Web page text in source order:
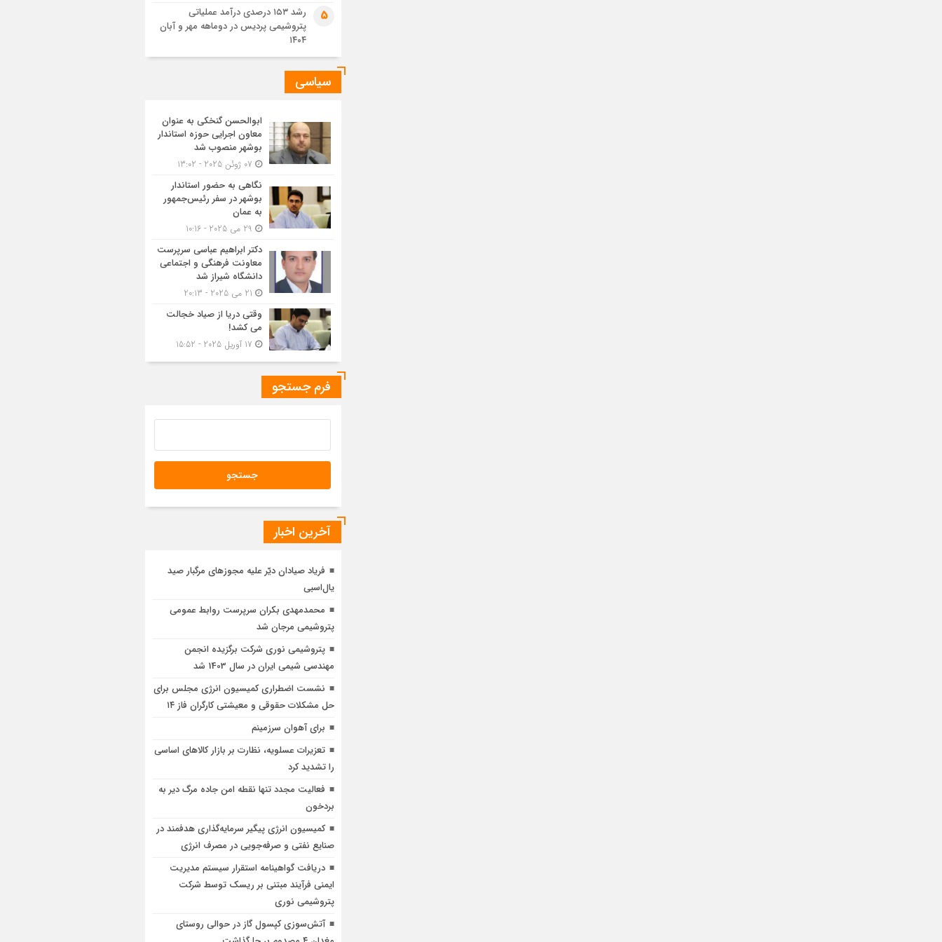
5
رشد ۱۵۳ درصدی درآمد عملیاتی
پتروشیمی پردیس در دوماهه مهر و آبان
۱۴۰۴
سیاسی
ابوالحسن گنخکی به عنوان
معاون اجرایی حوزه استاندار
بوشهر منصوب شد
نگاهی به حضور استاندار
بوشهر در سفر رئیس‌جمهور
به عمان
دکتر ابراهیم عباسی سرپرست
معاونت فرهنگی و اجتماعی
دانشگاه شیراز شد
وقتی دریا از صیاد خجالت
می کشد!
فرم جستجو
آخرین اخبار
فریاد صیادان دیّر علیه مجوزهای مرگبار صید
یال‌اسبی
محمدمهدی بکران سرپرست روابط عمومی
پتروشیمی مرجان شد
پتروشیمی نوری شرکت برگزیده انجمن
مهندسی شیمی ایران در سال 1403 شد
نشست اضطراری کمیسیون انرژی مجلس برای
حل مشکلات حقوقی و معیشتی کارگران فاز ۱۴
برای آهوان سرزمینم
تعزیرات عسلویه، نظارت بر بازار کالاهای اساسی
را تشدید کرد
فعالیت مجدد تنها نقطه امن جاده مرگ دیر به
بردخون
کمیسیون انرژی پیگیر سرمایه‌گذاری هدفمند در
صنایع نفتی و صرفه‌جویی در مصرف انرژی
دریافت گواهینامه استقرار سیستم مدیریت
ایمنی فرآیند مبتنی بر ریسک توسط شرکت
پتروشیمی نوری
آتش‌سوزی کپسول گاز در حوالی روستای